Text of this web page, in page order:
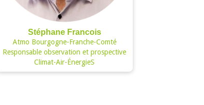
Stéphane Francois
Atmo Bourgogne-Franche-Comté
Responsable observation et prospective
Climat-Air-ÉnergieS